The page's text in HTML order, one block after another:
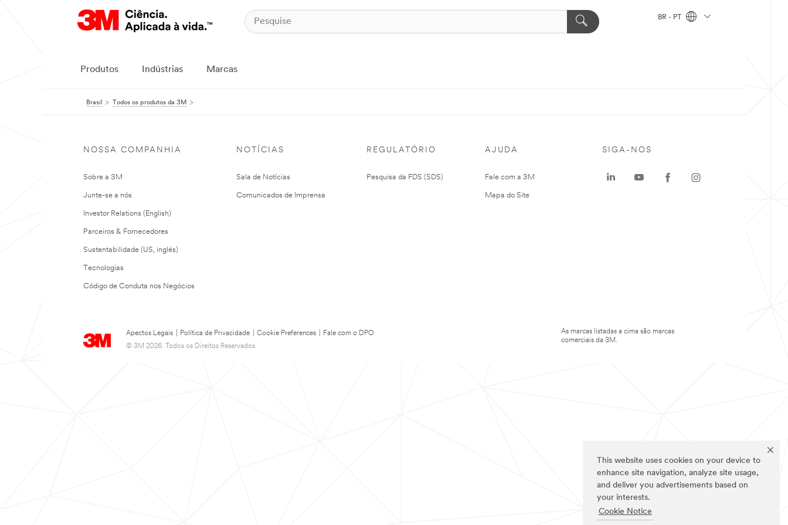
This website uses cookies on your device to
enhance site navigation, analyze site usage,
and deliver you advertisements based on
your interests.
Cookie Notice
BR - PT
Produtos Indústrias Marcas
Brasil Todos os produtos da 3M
NOSSA COMPANHIA
Sobre a 3M
Junte-se a nós
Investor Relations (English)
Parceiros & Fornecedores
Sustentabilidade (US, inglés)
Tecnologias
Código de Conduta nos Negócios
NOTÍCIAS
Sala de Notícias
Comunicados de Imprensa
REGULATÓRIO
Pesquisa da FDS (SDS)
AJUDA
Fale com a 3M
Mapa do Site
Apectos Legais Política de Privacidade Cookie Preferences
Fale com o DPO
© 3M 2026. Todos os Direitos Reservados.
SIGA-NOS
As marcas listadas a cima são marcas
comerciais da 3M.